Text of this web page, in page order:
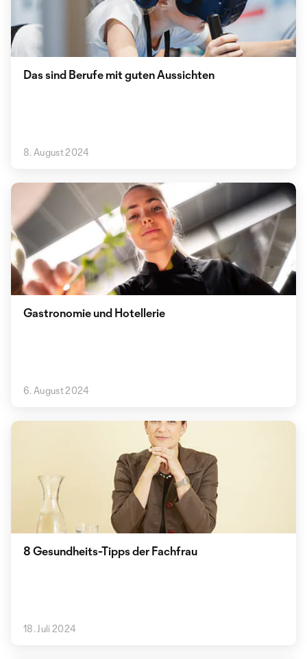
Das sind Berufe mit guten Aussichten
8. August 2024
Gastronomie und Hotellerie
6. August 2024
8 Gesundheits-Tipps der Fachfrau
18. Juli 2024